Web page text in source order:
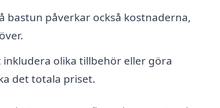
bastun påverkar också kostnaderna,
inkludera olika tillbehör eller göra
det totala priset.